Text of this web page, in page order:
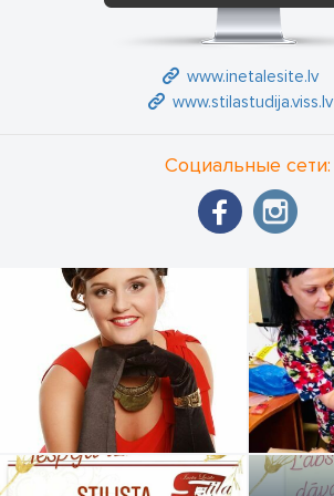
www.inetalesite.lv
www.stilastudija.viss.lv
Социальные сети: